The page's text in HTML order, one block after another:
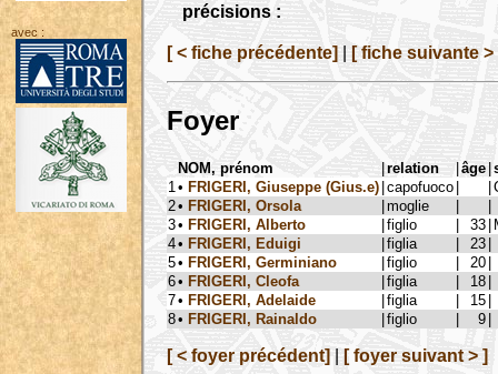
avec :
précisions :
[ < fiche précédente] [ fiche suivante >
Foyer
NOM, prénom |relation |âge |
1 • FRIGERI, Giuseppe (Gius.e) |capofuoco | |
2• FRIGERI, Orsola |moglie |
|
3• FRIGERI, Alberto |figlio | 33 |
4• FRIGERI, Eduigi |figlia | 23 |
5• FRIGERI, Germiniano |figlio | 20 |
6• FRIGERI, Cleofa |figlia | 18 |
7• FRIGERI, Adelaide |figlia | 15 |
8• FRIGERI, Rainaldo |figlio | 9 |
[ < foyer précédent] [ foyer suivant > ]